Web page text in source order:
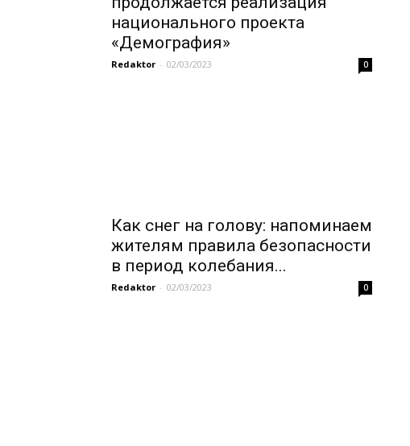
национального проекта
«Демография»
Redaktor - 02/03/2023 0
Как снег на голову: напоминаем
жителям правила безопасности
в период колебания...
Redaktor - 02/03/2023 0